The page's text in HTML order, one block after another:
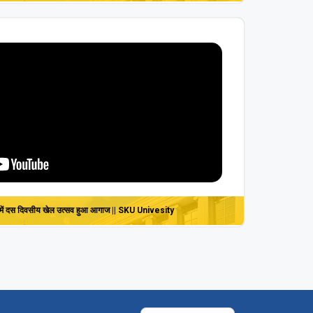
में दस दिवसीय खेल उत्‍सव हुआ आगाज || SKU Univesity